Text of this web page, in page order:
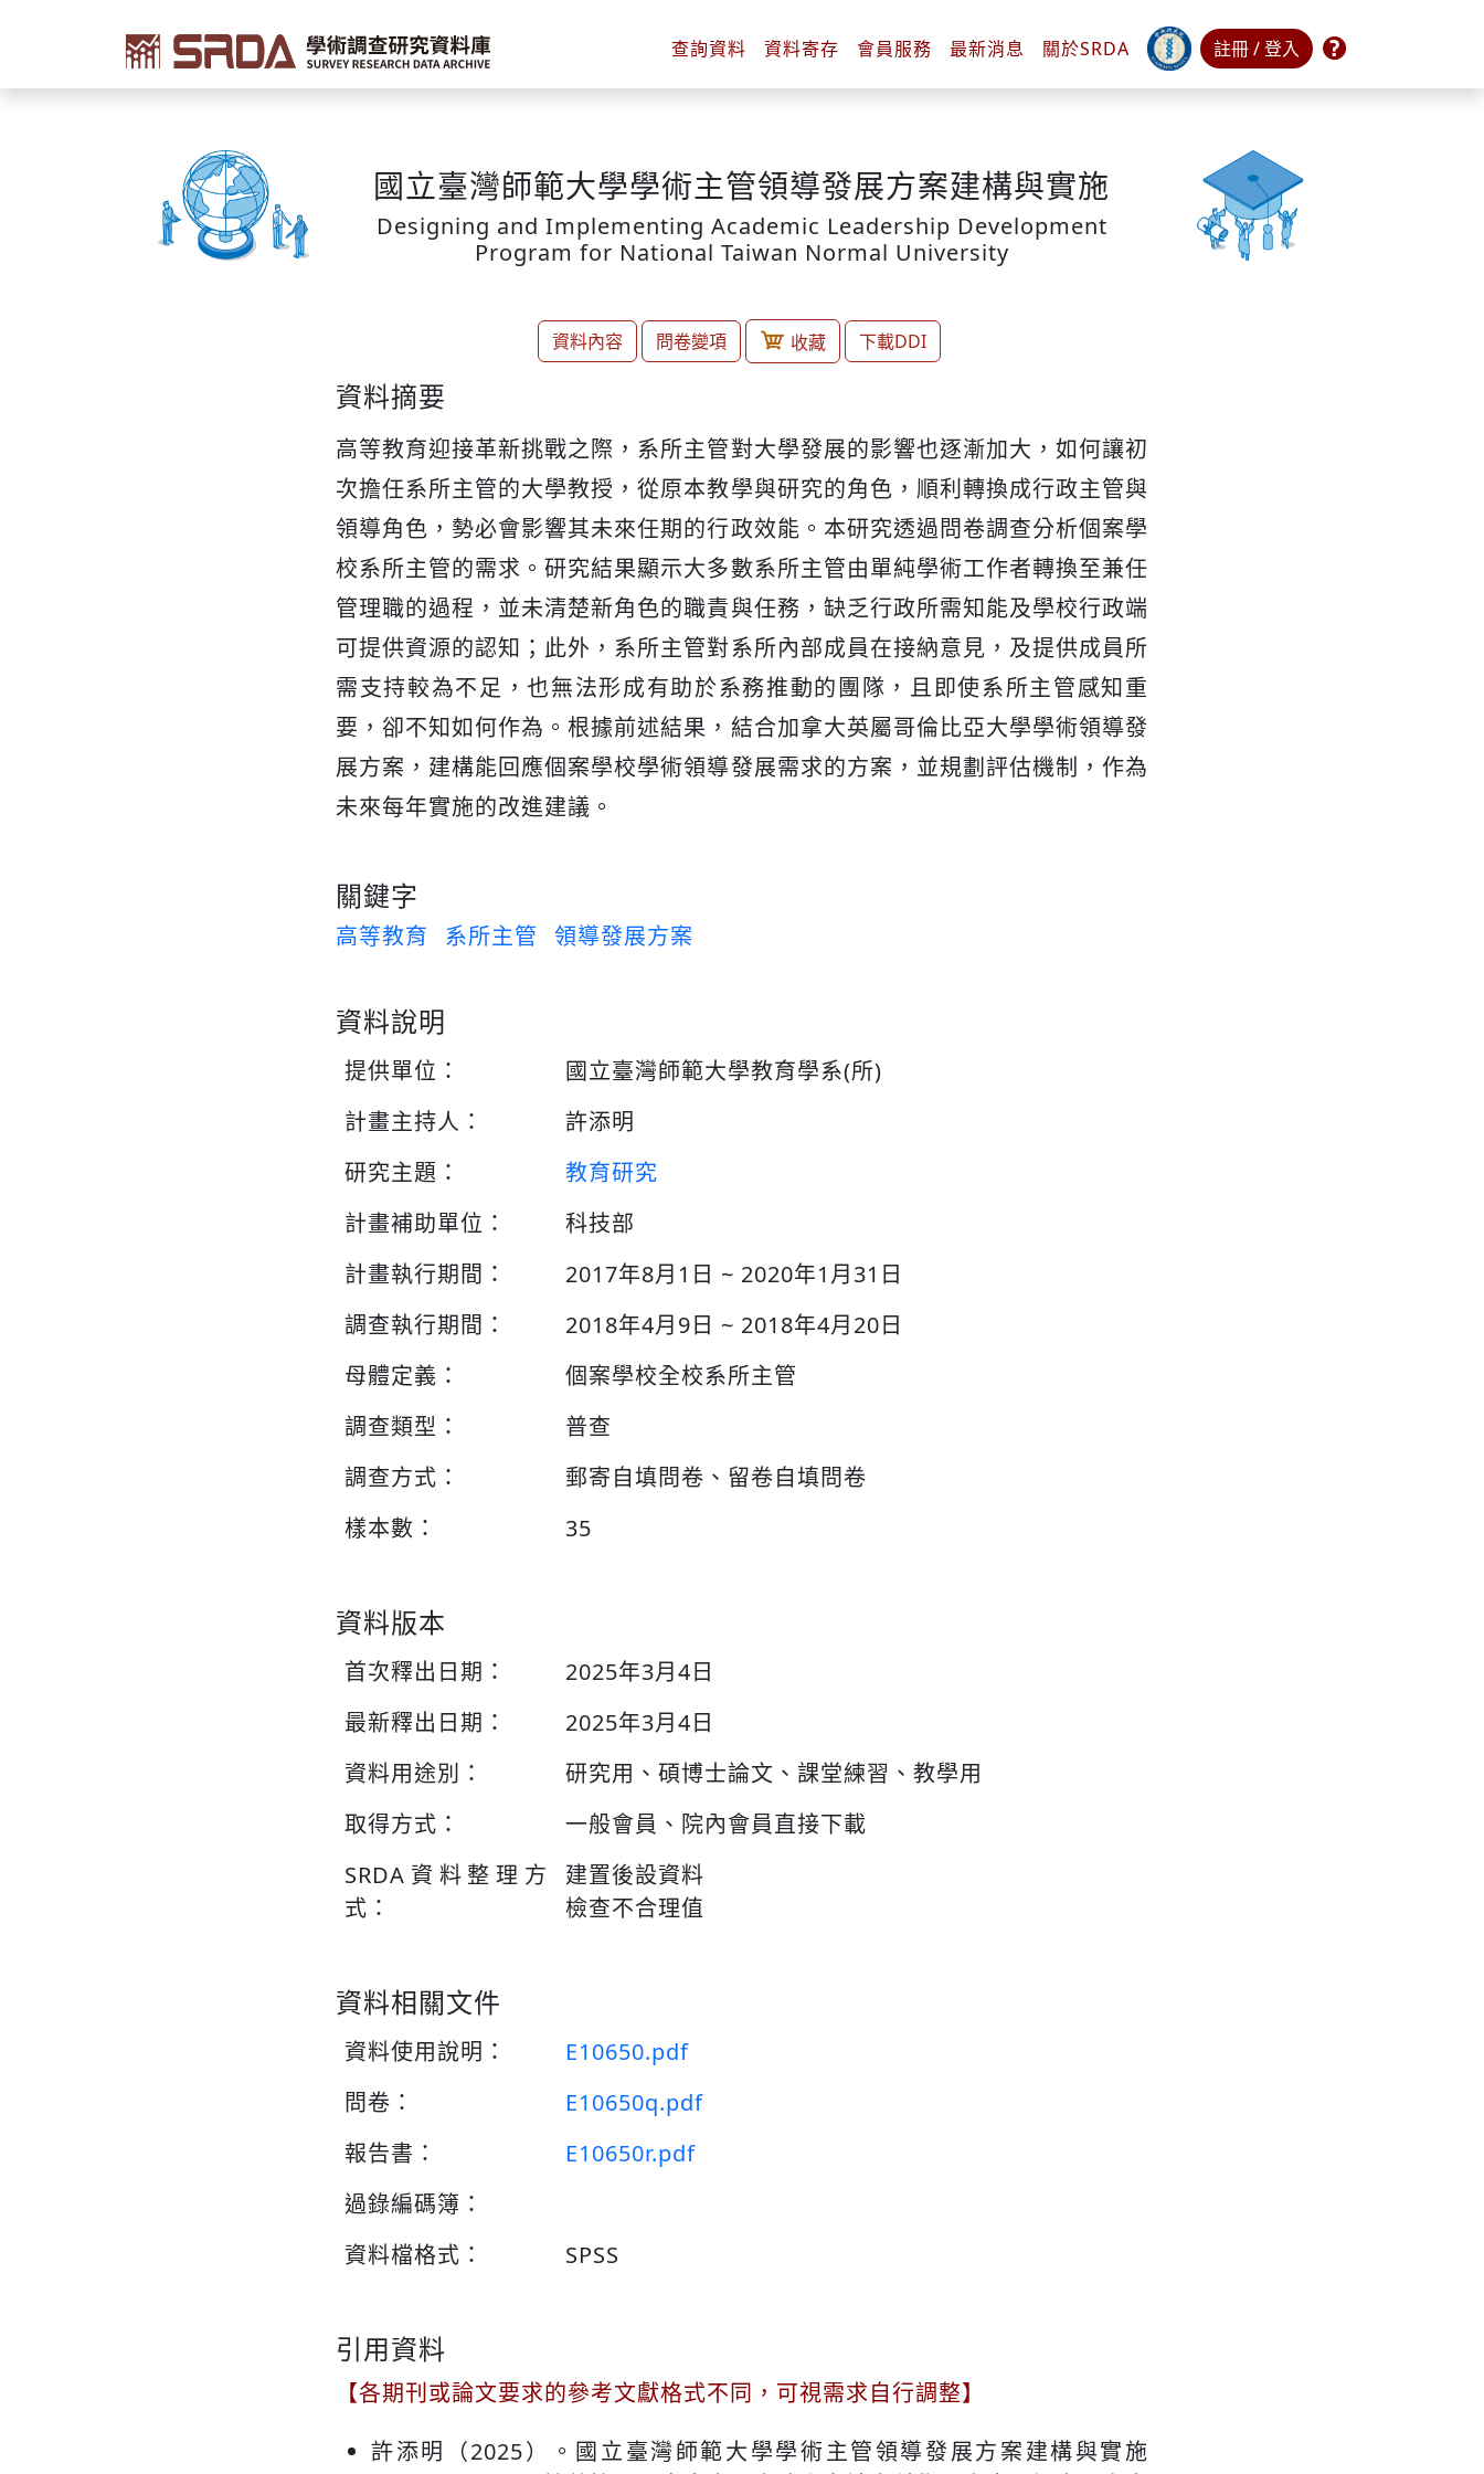
查詢資料 資料寄存 會員服務 最新消息 關於SRDA 註冊 / 登入
國立臺灣師範大學學術主管領導發展方案建構與實施
Designing and Implementing Academic Leadership Development
Program for National Taiwan Normal University
資料內容 問卷變項 收藏 下載DDI
資料摘要
高等教育迎接革新挑戰之際，系所主管對大學發展的影響也逐漸加大，如何讓初
次擔任系所主管的大學教授，從原本教學與研究的角色，順利轉換成行政主管與
領導角色，勢必會影響其未來任期的行政效能。本研究透過問卷調查分析個案學
校系所主管的需求。研究結果顯示大多數系所主管由單純學術工作者轉換至兼任
管理職的過程，並未清楚新角色的職責與任務，缺乏行政所需知能及學校行政端
可提供資源的認知；此外，系所主管對系所內部成員在接納意見，及提供成員所
需支持較為不足，也無法形成有助於系務推動的團隊，且即使系所主管感知重
要，卻不知如何作為。根據前述結果，結合加拿大英屬哥倫比亞大學學術領導發
展方案，建構能回應個案學校學術領導發展需求的方案，並規劃評估機制，作為
未來每年實施的改進建議。
關鍵字
高等教育 系所主管 領導發展方案
資料說明
提供單位：
國立臺灣師範大學教育學系(所)
計畫主持人：
許添明
研究主題：
教育研究
計畫補助單位：
科技部
計畫執行期間：
2017年8月1日 ~ 2020年1月31日
調查執行期間：
2018年4月9日 ~ 2018年4月20日
母體定義：
個案學校全校系所主管
調查類型：
普查
調查方式：
郵寄自填問卷、留卷自填問卷
樣本數：
35
資料版本
首次釋出日期：
2025年3月4日
最新釋出日期：
2025年3月4日
資料用途別：
研究用、碩博士論文、課堂練習、教學用
取得方式：
一般會員、院內會員直接下載
SRDA資料整理方
式：
建置後設資料
檢查不合理值
資料相關文件
資料使用說明：
E10650.pdf
問卷：
E10650q.pdf
報告書：
E10650r.pdf
過錄編碼簿：
資料檔格式：
SPSS
引用資料
【各期刊或論文要求的參考文獻格式不同，可視需求自行調整】
許添明（2025）。國立臺灣師範大學學術主管領導發展方案建構與實施